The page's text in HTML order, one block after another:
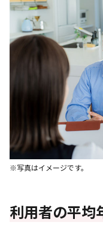
※写真はイメージです。
利用者の平均